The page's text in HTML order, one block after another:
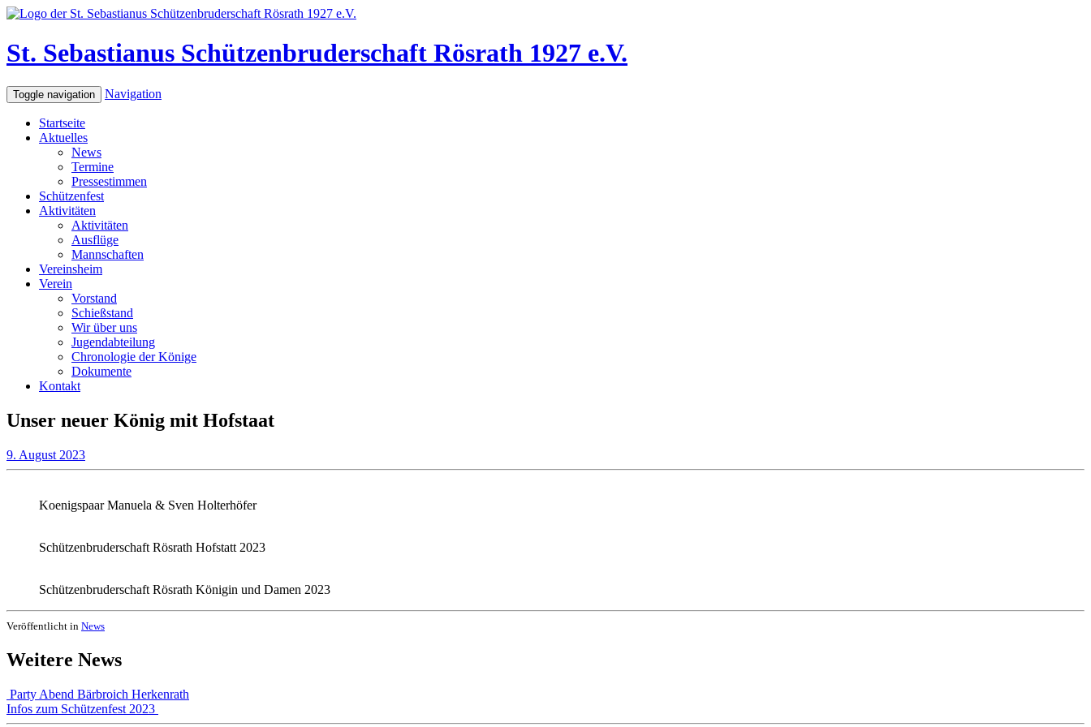
St. Sebastianus Schützenbruderschaft Rösrath 1927 e.V.
Toggle navigation Navigation
Startseite
Aktuelles
News
Termine
Pressestimmen
Schützenfest
Aktivitäten
Aktivitäten
Ausflüge
Mannschaften
Vereinsheim
Verein
Vorstand
Schießstand
Wir über uns
Jugendabteilung
Chronologie der Könige
Dokumente
Kontakt
Unser neuer König mit Hofstaat
9. August 2023
Koenigspaar Manuela & Sven Holterhöfer
Schützenbruderschaft Rösrath Hofstatt 2023
Schützenbruderschaft Rösrath Königin und Damen 2023
Veröffentlicht in News
Weitere News
Beitragsnavigation
Party Abend Bärbroich Herkenrath
Infos zum Schützenfest 2023